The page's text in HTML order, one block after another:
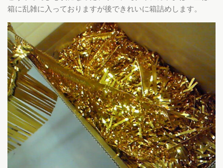
箱に乱雑に入っておりますが後できれいに箱詰めします。